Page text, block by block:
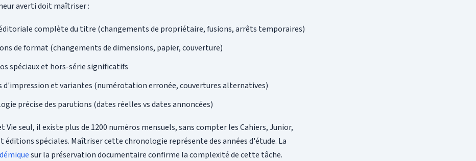
averti doit maîtriser :
complète du titre (changements de propriétaire, fusions, arrêts temporaires)
de format (changements de dimensions, papier, couverture)
spéciaux et hors-série significatifs
d'impression et variantes (numérotation erronée, couvertures alternatives)
précise des parutions (dates réelles vs dates annoncées)
Vie seul, il existe plus de 1200 numéros mensuels, sans compter les Cahiers, Junior,
éditions spéciales. Maîtriser cette chronologie représente des années d'étude. La
sur la préservation documentaire confirme la complexité de cette tâche.